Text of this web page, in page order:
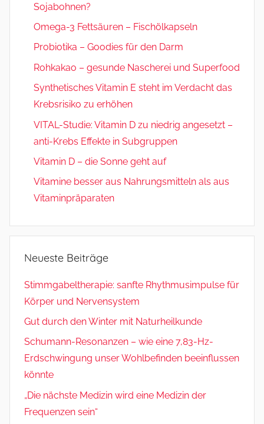
Sojabohnen?
Omega-3 Fettsäuren – Fischölkapseln
Probiotika – Goodies für den Darm
Rohkakao – gesunde Nascherei und Superfood
Synthetisches Vitamin E steht im Verdacht das
Krebsrisiko zu erhöhen
VITAL-Studie: Vitamin D zu niedrig angesetzt –
anti-Krebs Effekte in Subgruppen
Vitamin D – die Sonne geht auf
Vitamine besser aus Nahrungsmitteln als aus
Vitaminpräparaten
Neueste Beiträge
Stimmgabeltherapie: sanfte Rhythmusimpulse für
Körper und Nervensystem
Gut durch den Winter mit Naturheilkunde
Schumann-Resonanzen – wie eine 7,83-Hz-
Erdschwingung unser Wohlbefinden beeinflussen
könnte
„Die nächste Medizin wird eine Medizin der
Frequenzen sein“